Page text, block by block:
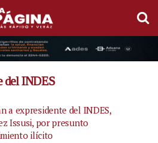
del INDES
a expresidente del INDES,
Issusi, por presunto
ilícito